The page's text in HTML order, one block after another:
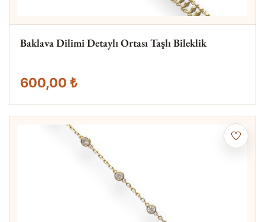
Baklava Dilimi Detaylı Ortası Taşlı Bileklik
600,00 ₺